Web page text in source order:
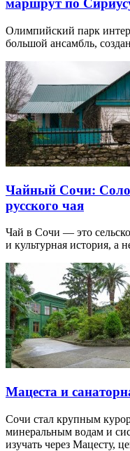
маршрут по
Олимпийский парк
большой ансамбль,
Чайный Сочи:
русского чая
Чай в Сочи — это
и культурная история, а
Мацеста и
Сочи стал крупным
минеральным водам и
изучать через Мацесту,